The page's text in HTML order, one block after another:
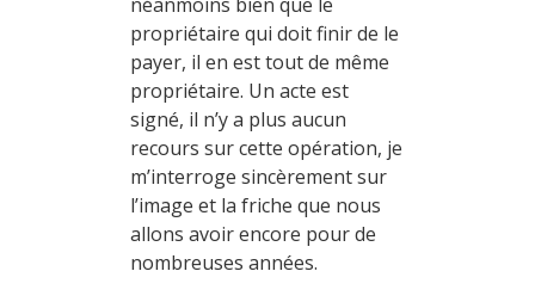
propriétaire qui doit finir de le
payer, il en est tout de même
propriétaire. Un acte est
signé, il n’y a plus aucun
recours sur cette opération, je
m’interroge sincèrement sur
l’image et la friche que nous
allons avoir encore pour de
nombreuses années.